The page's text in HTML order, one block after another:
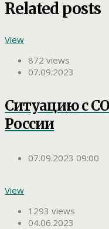
Related posts
View
872 views
07.09.2023
Ситуацию с
России
07.09.2023 09:00
View
1293 views
04.06.2023